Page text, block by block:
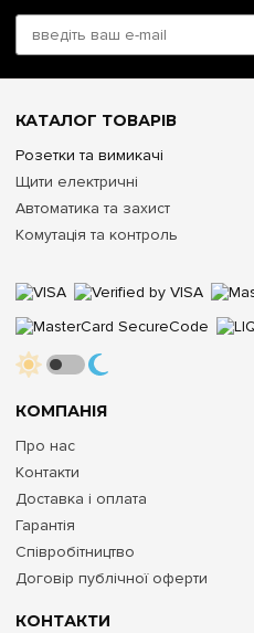
КОНТАКТИ
КОМПАНІЯ
Про нас
Контакти
Доставка і оплата
Гарантія
Співробітництво
Договір публічної оферти
КАТАЛОГ ТОВАРІВ
Розетки та вимикачі
Щити електричні
Автоматика та захист
Комутація та контроль